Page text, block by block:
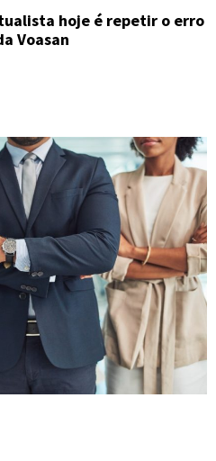
hoje é repetir o erro
Voasan